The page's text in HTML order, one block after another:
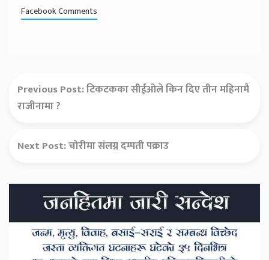
Facebook Comments
Previous Post:टिकटकका सीईओले किन दिए तीन महिनामै
राजीनामा ?
Next Post:चोरीमा संलग्न दम्पती पक्राउ
Secondary
Sidebar